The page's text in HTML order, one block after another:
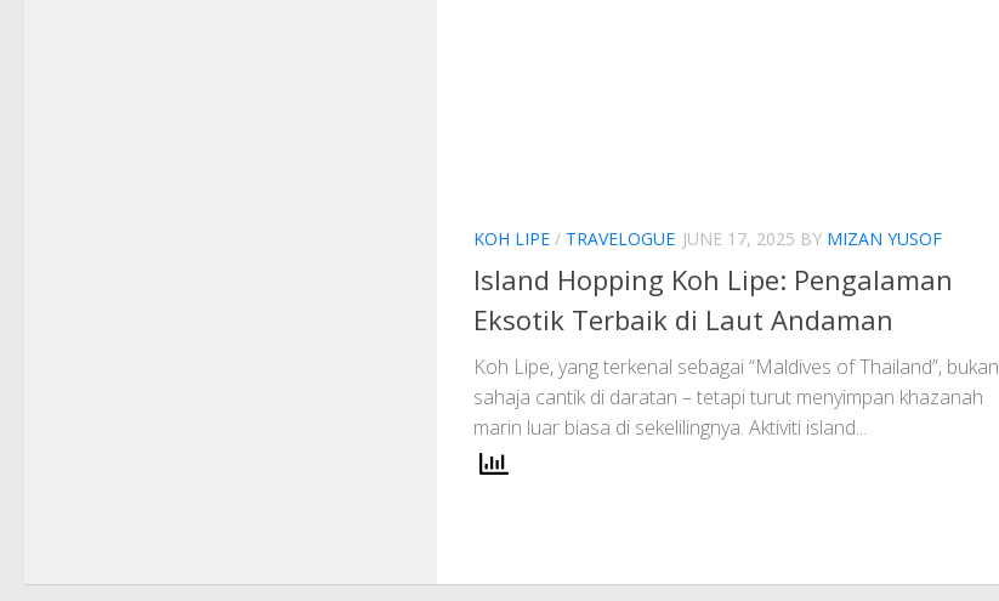
KOH LIPE / TRAVELOGUE JUNE 17, 2025 BY MIZAN YUSOF
Island Hopping Koh Lipe: Pengalaman
Eksotik Terbaik di Laut Andaman
Koh Lipe, yang terkenal sebagai “Maldives of Thailand”, bukan
sahaja cantik di daratan – tetapi turut menyimpan khazanah
marin luar biasa di sekelilingnya. Aktiviti island...